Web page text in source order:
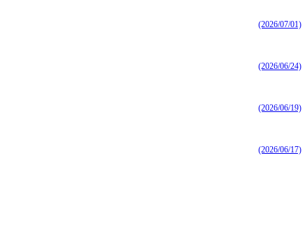
(2026/07/01)
(2026/06/24)
(2026/06/19)
(2026/06/17)